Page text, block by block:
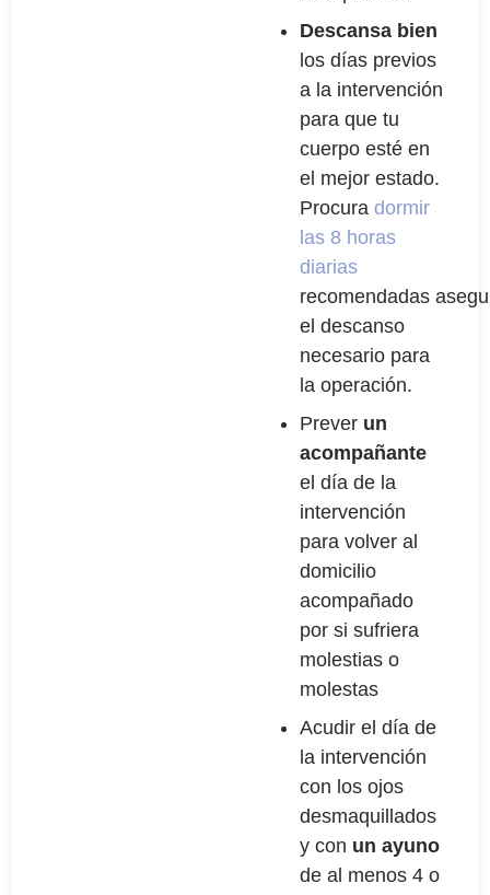
Descansa bien
los días previos
a la intervención
para que tu
cuerpo esté en
el mejor estado.
Procura dormir
las 8 horas
diarias
recomendadas
el descanso
necesario para
la operación.
Prever un
acompañante
el día de la
intervención
para volver al
domicilio
acompañado
por si sufriera
molestias o
molestas
Acudir el día de
la intervención
con los ojos
desmaquillados
y con un ayuno
de al menos 4 o